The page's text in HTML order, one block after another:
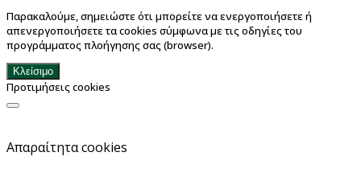
Παρακαλούμε, σημειώστε ότι μπορείτε να ενεργοποιήσετε ή
απενεργοποιήσετε τα cookies σύμφωνα με τις οδηγίες του
προγράμματος πλοήγησης σας (browser).
Κλείσιμο
Προτιμήσεις cookies
Απαραίτητα cookies